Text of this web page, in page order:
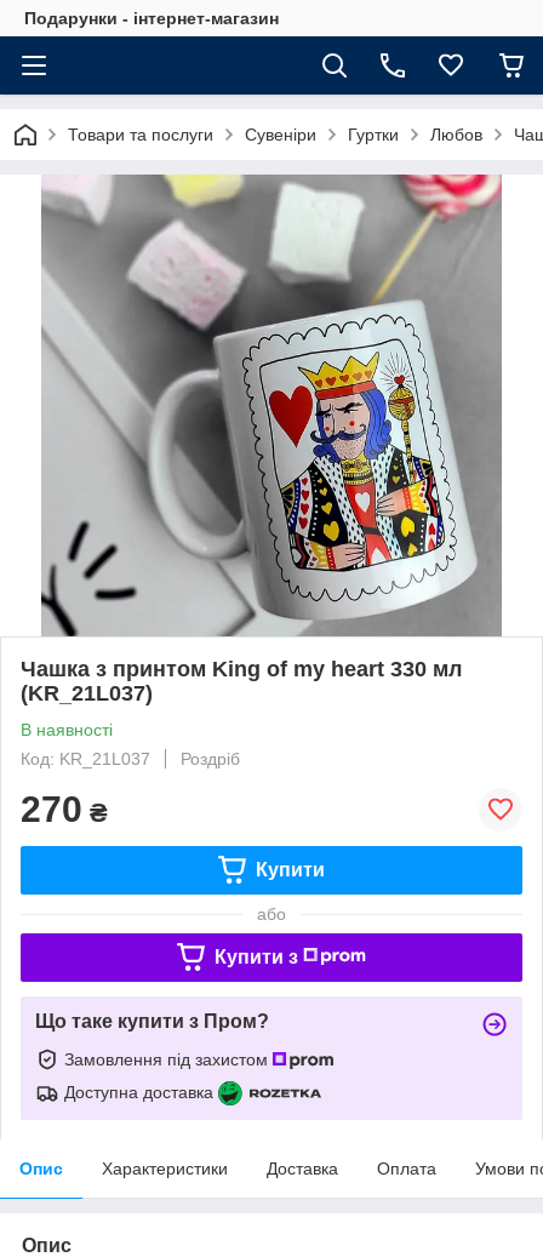
Подарунки - інтернет-магазин
Товари та послуги Сувеніри Гуртки Любов
Чашка з принтом King of my heart 330 мл
(KR_21L037)
В наявності
Код: KR_21L037
Роздріб
270 ₴
Купити
або
Купити з
Що таке купити з Пром?
Замовлення під захистом
Доступна доставка
Опис Характеристики Доставка Оплата Умови
Опис